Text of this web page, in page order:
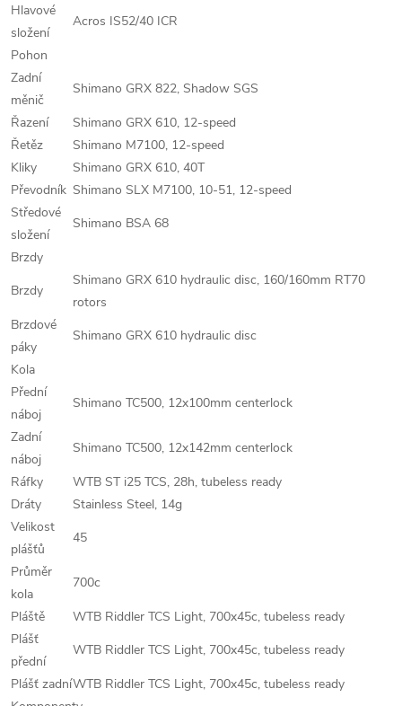
Hlavové
složení
Acros IS52/40 ICR
Pohon
Zadní
měnič
Shimano GRX 822, Shadow SGS
Řazení
Shimano GRX 610, 12-speed
Řetěz
Shimano M7100, 12-speed
Kliky
Shimano GRX 610, 40T
Převodník Shimano SLX M7100, 10-51, 12-speed
Středové
složení
Shimano BSA 68
Brzdy
Brzdy
Shimano GRX 610 hydraulic disc, 160/160mm RT70
rotors
Brzdové
páky
Shimano GRX 610 hydraulic disc
Kola
Přední
náboj
Shimano TC500, 12x100mm centerlock
Zadní
náboj
Shimano TC500, 12x142mm centerlock
Ráfky
WTB ST i25 TCS, 28h, tubeless ready
Dráty
Stainless Steel, 14g
Velikost
plášťů
45
Průměr
kola
700c
Pláště
WTB Riddler TCS Light, 700x45c, tubeless ready
Plášť
přední
WTB Riddler TCS Light, 700x45c, tubeless ready
Plášť zadníWTB Riddler TCS Light, 700x45c, tubeless ready